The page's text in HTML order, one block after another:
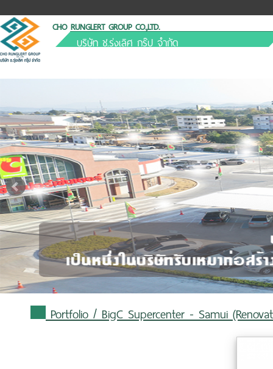
CHO RUNGLERT GROUP CO.,LTD.
บริษัท ช.รุ่งเลิศ กรุ๊ป จำกัด
Portfolio/ BigC Supercenter - Samui